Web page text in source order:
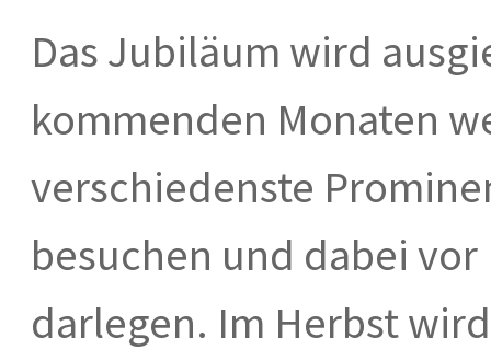
Das Jubiläum wird
kommenden Monaten
verschiedenste
besuchen und dabei
darlegen. Im Herbst